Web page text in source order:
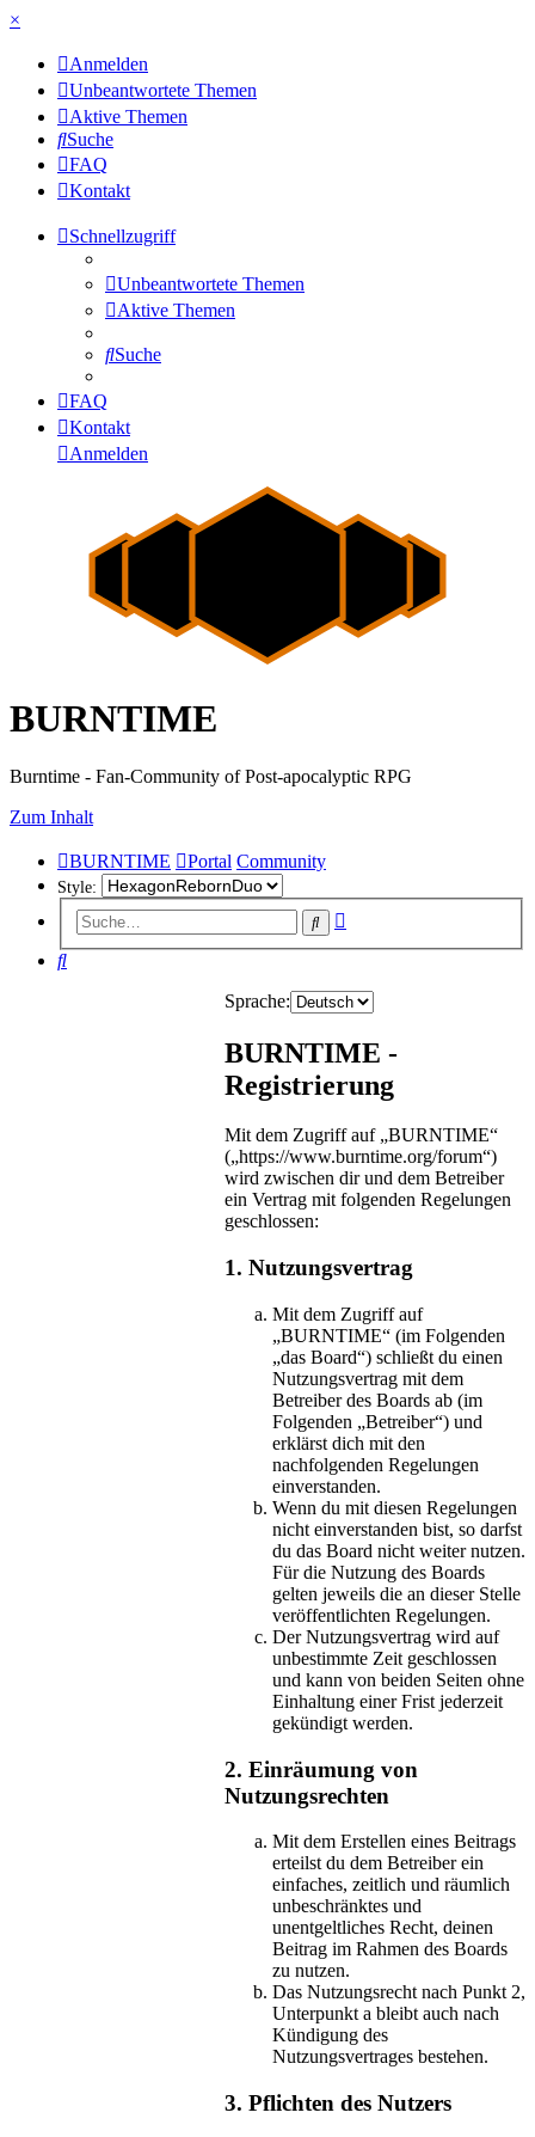
×
Anmelden
Unbeantwortete Themen
Aktive Themen
Suche
FAQ
Kontakt
Schnellzugriff
Unbeantwortete Themen
Aktive Themen
Suche
FAQ
Kontakt
Anmelden
BURNTIME
Burntime - Fan-Community of Post-apocalyptic RPG
Zum Inhalt
BURNTIME Portal Community
Style:
Suche
Suche
Sprache:
BURNTIME -
Registrierung
Mit dem Zugriff auf „BURNTIME“
(„https://www.burntime.org/forum“)
wird zwischen dir und dem Betreiber
ein Vertrag mit folgenden Regelungen
geschlossen:
1. Nutzungsvertrag
Mit dem Zugriff auf
„BURNTIME“ (im Folgenden
„das Board“) schließt du einen
Nutzungsvertrag mit dem
Betreiber des Boards ab (im
Folgenden „Betreiber“) und
erklärst dich mit den
nachfolgenden Regelungen
einverstanden.
Wenn du mit diesen Regelungen
nicht einverstanden bist, so darfst
du das Board nicht weiter nutzen.
Für die Nutzung des Boards
gelten jeweils die an dieser Stelle
veröffentlichten Regelungen.
Der Nutzungsvertrag wird auf
unbestimmte Zeit geschlossen
und kann von beiden Seiten ohne
Einhaltung einer Frist jederzeit
gekündigt werden.
2. Einräumung von
Nutzungsrechten
Mit dem Erstellen eines Beitrags
erteilst du dem Betreiber ein
einfaches, zeitlich und räumlich
unbeschränktes und
unentgeltliches Recht, deinen
Beitrag im Rahmen des Boards
zu nutzen.
Das Nutzungsrecht nach Punkt 2,
Unterpunkt a bleibt auch nach
Kündigung des
Nutzungsvertrages bestehen.
3. Pflichten des Nutzers